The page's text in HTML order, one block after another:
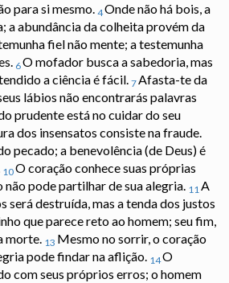
para si mesmo. 4Onde não há bois, a
a abundância da colheita provém da
fiel não mente; a testemunha
6O mofador busca a sabedoria, mas
a ciência é fácil. 7Afasta-te da
lábios não encontrarás palavras
prudente está no cuidar do seu
dos insensatos consiste na fraude.
pecado; a benevolência (de Deus) é
10O coração conhece suas próprias
não pode partilhar de sua alegria. 11A
será destruída, mas a tenda dos justos
que parece reto ao homem; seu fim,
morte. 13 Mesmo no sorrir, o coração
pode findar na aflição. 14O
com seus próprios erros; o homem